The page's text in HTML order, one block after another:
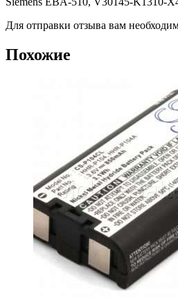
Для отправки отзыва вам
Похожие